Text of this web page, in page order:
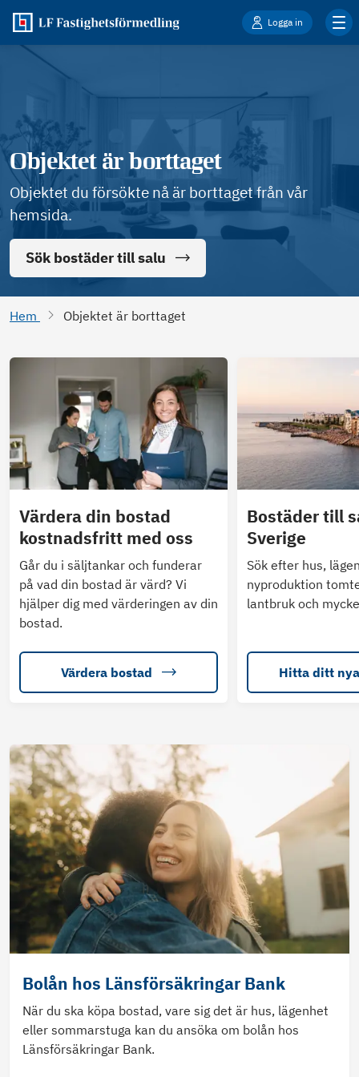
Logga in
Objektet är borttaget
Objektet du försökte nå är borttaget från vår
hemsida.
Sök bostäder till salu
Hem Objektet är borttaget
Värdera din bostad
kostnadsfritt med oss
Går du i säljtankar och funderar
på vad din bostad är värd? Vi
hjälper dig med värderingen av din
bostad.
Värdera bostad
Bostäder till
Sverige
Sök efter hus,
nyproduktion
lantbruk och
Hitta ditt
Bolån hos Länsförsäkringar Bank
När du ska köpa bostad, vare sig det är hus, lägenhet
eller sommarstuga kan du ansöka om bolån hos
Länsförsäkringar Bank.